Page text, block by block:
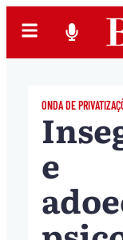
ONDA DE
e